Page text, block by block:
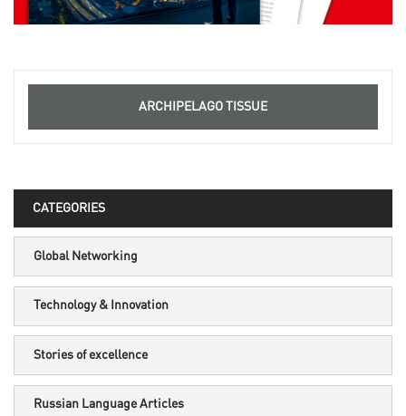
ARCHIPELAGO TISSUE
CATEGORIES
Global Networking
Technology & Innovation
Stories of excellence
Russian Language Articles